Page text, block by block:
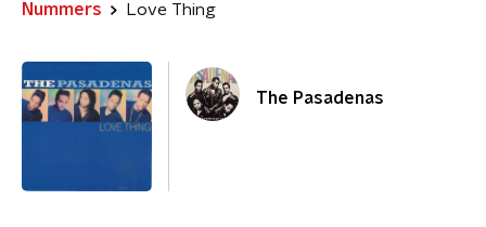
Nummers Love Thing
The Pasadenas